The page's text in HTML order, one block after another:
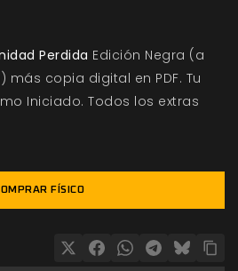
Perdida Edición Negra (a
copia digital en PDF. Tu
Iniciado. Todos los extras
FÍSICO